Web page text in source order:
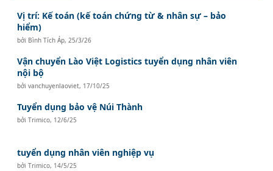
Vị trí: Kế toán (kế toán chứng từ & nhân sự – bảo
hiểm)
bởi Bình Tích Áp, 25/3/26
Vận chuyển Lào Việt Logistics tuyển dụng nhân viên
nội bộ
bởivanchuyenlaoviet, 17/10/25
Tuyển dụng bảo vệ Núi Thành
bởiTrimico, 12/6/25
tuyển dụng nhân viên nghiệp vụ
bởiTrimico, 14/5/25